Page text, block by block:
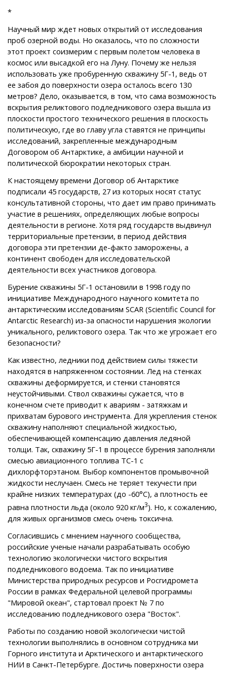
*
Научный мир ждет новых открытий от исследования
проб озерной воды. Но оказалось, что по сложности
этот проект соизмерим с первым полетом человека в
космос или высадкой его на Луну. Почему же нельзя
использовать уже пробуренную скважину 5Г-1, ведь от
ее забоя до поверхности озера осталось всего 130
метров? Дело, оказывается, в том, что сама возможность
вскрытия реликтового подледникового озера вышла из
плоскости простого технического решения в плоскость
политическую, где во главу угла ставятся не принципы
исследований, закрепленные международным
Договором об Антарктике, а амбиции научной и
политической бюрократии некоторых стран.
К настоящему времени Договор об Антарктике
подписали 45 государств, 27 из которых носят статус
консультативной стороны, что дает им право принимать
участие в решениях, определяющих любые вопросы
деятельности в регионе. Хотя ряд государств выдвинул
территориальные претензии, в период действия
договора эти претензии де-факто заморожены, а
континент свободен для исследовательской
деятельности всех участников договора.
Бурение скважины 5Г-1 остановили в 1998 году по
инициативе Международного научного комитета по
антарктическим исследованиям SCAR (Scientific Council for
Antarctic Research) из-за опасности нарушения экологии
уникального, реликтового озера. Так что же угрожает его
безопасности?
Как известно, ледники под действием силы тяжести
находятся в напряженном состоянии. Лед на стенках
скважины деформируется, и стенки становятся
неустойчивыми. Ствол скважины сужается, что в
конечном счете приводит к авариям - затяжкам и
прихватам бурового инструмента. Для укрепления стенок
скважину наполняют специальной жидкостью,
обеспечивающей компенсацию давления ледяной
толщи. Так, скважину 5Г-1 в процессе бурения заполняли
смесью авиационного топлива ТС-1 с
дихлорфторэтаном. Выбор компонентов промывочной
жидкости неслучаен. Смесь не теряет текучести при
крайне низких температурах (до -60°С), а плотность ее
равна плотности льда (около 920 кг/м3). Но, к сожалению,
для живых организмов смесь очень токсична.
Согласившись с мнением научного сообщества,
российские ученые начали разрабатывать особую
технологию экологически чистого вскрытия
подледникового водоема. Так по инициативе
Министерства природных ресурсов и Росгидромета
России в рамках Федеральной целевой программы
"Мировой океан", стартовал проект № 7 по
исследованию подледникового озера "Восток".
Работы по созданию новой экологически чистой
технологии выполнялись в основном сотрудника ми
Горного института и Арктического и антарктического
НИИ в Санкт-Петербурге. Достичь поверхности озера